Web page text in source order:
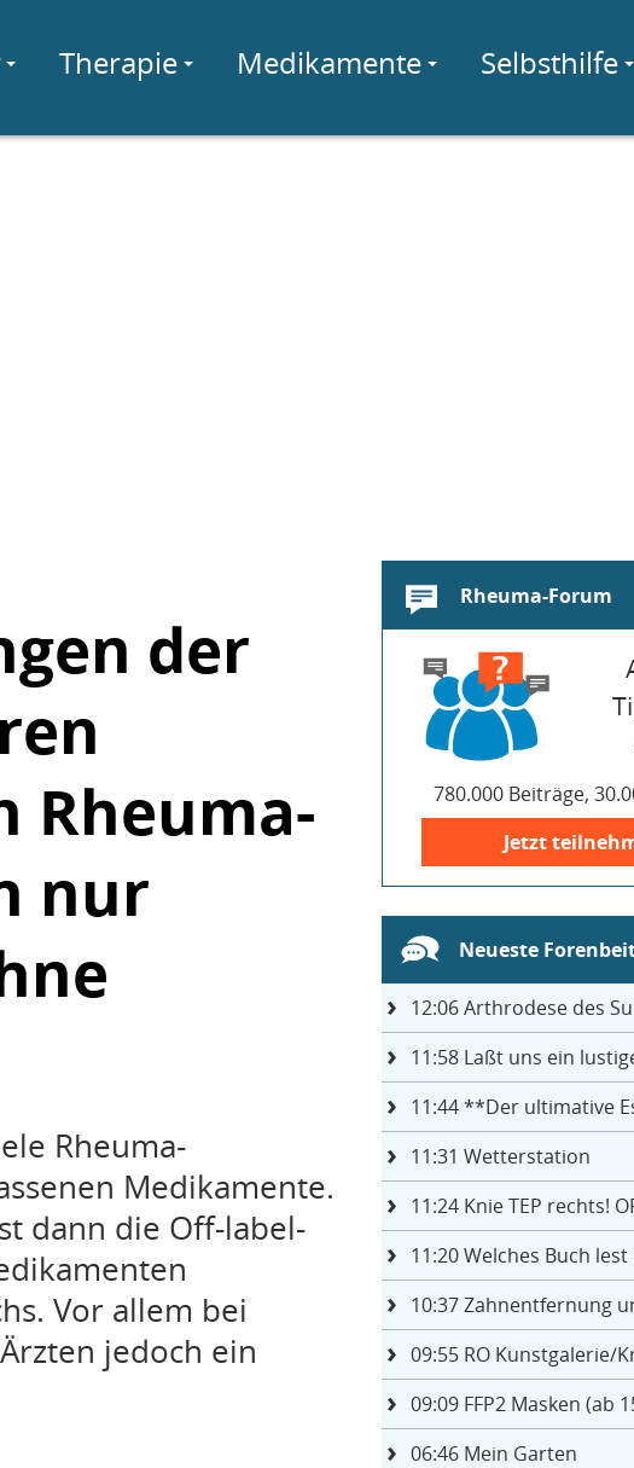
Therapie Medikamente Selbsthilfe
der
Rheuma-
nur
Rheuma-
Medikamente.
dann die Off-label-
Vor allem bei
jedoch ein
Rheuma-Forum
780.000 Beiträge,
Jetzt
Neueste
12:06Arthrodese des
11:58Laßt uns ein lustiges Gedicht
11:44**Der ultimative
11:31 Wetterstation
11:24Knie TEP rechts!
11:20Welches Buch lest
10:37Zahnentfernung
09:55RO Kunstgalerie/
09:09FFP2 Masken (ab
06:46Mein Garten